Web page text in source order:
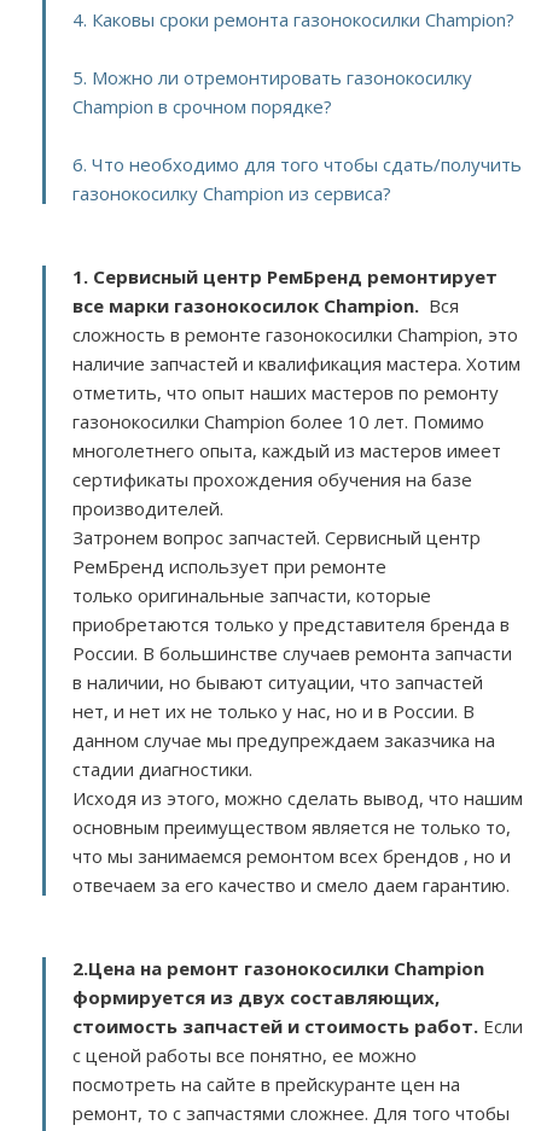
4. Каковы сроки ремонта газонокосилки Champion?
5. Можно ли отремонтировать газонокосилку
Champion в срочном порядке?
6. Что необходимо для того чтобы сдать/получить
газонокосилку Champion из сервиса?
1. Сервисный центр РемБренд ремонтирует
все марки газонокосилок Champion. Вся
сложность в ремонте газонокосилки Champion, это
наличие запчастей и квалификация мастера. Хотим
отметить, что опыт наших мастеров по ремонту
газонокосилки Champion более 10 лет. Помимо
многолетнего опыта, каждый из мастеров имеет
сертификаты прохождения обучения на базе
производителей.
Затронем вопрос запчастей. Сервисный центр
РемБренд использует при ремонте
только оригинальные запчасти, которые
приобретаются только у представителя бренда в
России. В большинстве случаев ремонта запчасти
в наличии, но бывают ситуации, что запчастей
нет, и нет их не только у нас, но и в России. В
данном случае мы предупреждаем заказчика на
стадии диагностики.
Исходя из этого, можно сделать вывод, что нашим
основным преимуществом является не только то,
что мы занимаемся ремонтом всех брендов , но и
отвечаем за его качество и смело даем гарантию.
2.Цена на ремонт газонокосилки Champion
формируется из двух составляющих,
стоимость запчастей и стоимость работ. Если
с ценой работы все понятно, ее можно
посмотреть на сайте в прейскуранте цен на
ремонт, то с запчастями сложнее. Для того чтобы